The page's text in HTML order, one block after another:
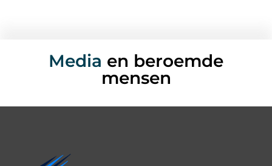
Media en beroemde
mensen